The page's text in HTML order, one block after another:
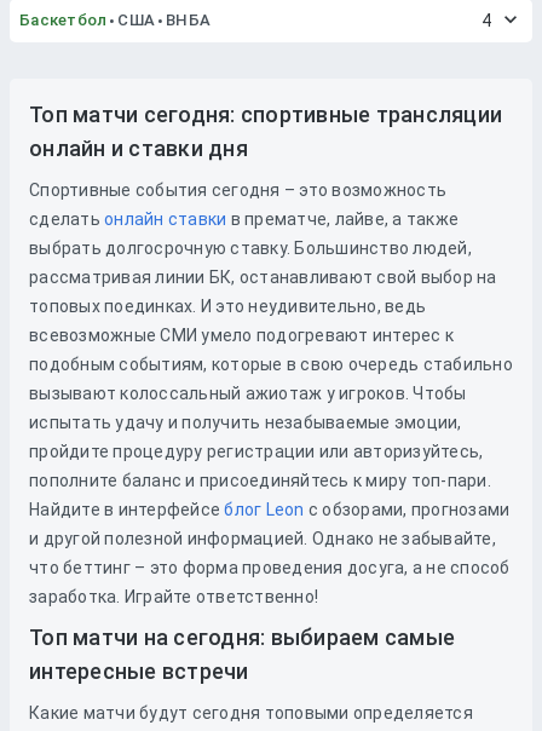
Баскетбол США ВНБА 4
Топ матчи сегодня: спортивные трансляции
онлайн и ставки дня
Спортивные события сегодня – это возможность
сделать онлайн ставки в прематче, лайве, а также
выбрать долгосрочную ставку. Большинство людей,
рассматривая линии БК, останавливают свой выбор на
топовых поединках. И это неудивительно, ведь
всевозможные СМИ умело подогревают интерес к
подобным событиям, которые в свою очередь стабильно
вызывают колоссальный ажиотаж у игроков. Чтобы
испытать удачу и получить незабываемые эмоции,
пройдите процедуру регистрации или авторизуйтесь,
пополните баланс и присоединяйтесь к миру топ-пари.
Найдите в интерфейсеблог Leon с обзорами, прогнозами
и другой полезной информацией. Однако не забывайте,
что беттинг – это форма проведения досуга, а не способ
заработка. Играйте ответственно!
Топ матчи на сегодня: выбираем самые
интересные встречи
Какие матчи будут сегодня топовыми определяется